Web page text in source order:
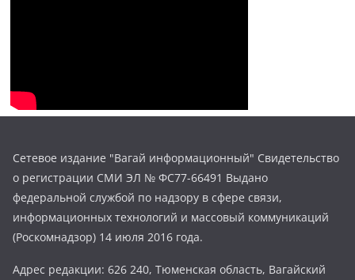
Сетевое издание "Вагай информационный" Свидетельство
о регистрации СМИ ЭЛ № ФС77-66491 Выдано
федеральной службой по надзору в сфере связи,
информационных технологий и массовый коммуникаций
(Роскомнадзор) 14 июля 2016 года.
Адрес редакции: 626 240, Тюменская область, Вагайский